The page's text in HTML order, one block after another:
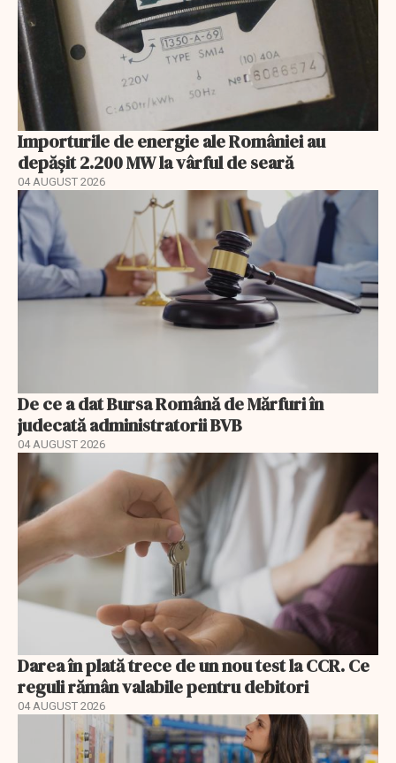
Importurile de energie ale României au
depășit 2.200 MW la vârful de seară
04 AUGUST 2026
De ce a dat Bursa Română de Mărfuri în
judecată administratorii BVB
04 AUGUST 2026
Darea în plată trece de un nou test la CCR. Ce
reguli rămân valabile pentru debitori
04 AUGUST 2026